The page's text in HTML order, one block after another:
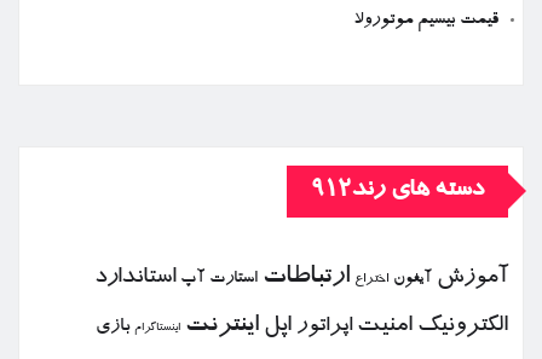
قیمت بیسیم موتورولا
دسته های رند912
آموزش آیفون اختراع ارتباطات استارت آپ استاندارد
الكترونیك امنیت اپراتور اپل اینترنت اینستاگرام بازی